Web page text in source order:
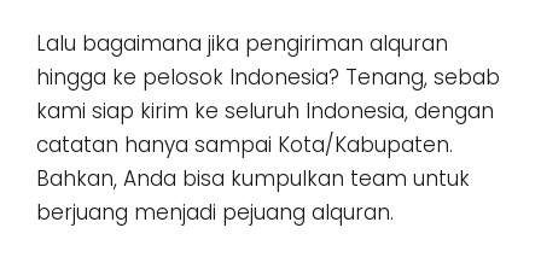
Lalu bagaimana jika pengiriman alquran
hingga ke pelosok Indonesia? Tenang, sebab
kami siap kirim ke seluruh Indonesia, dengan
catatan hanya sampai Kota/Kabupaten.
Bahkan, Anda bisa kumpulkan team untuk
berjuang menjadi pejuang alquran.